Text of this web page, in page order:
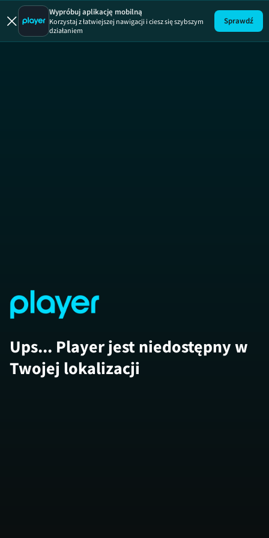
Wypróbuj aplikację mobilną
Korzystaj z łatwiejszej nawigacji i ciesz się szybszym
działaniem
Sprawdź
Ups... Player jest niedostępny w
Twojej lokalizacji